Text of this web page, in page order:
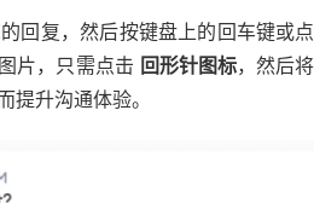
回复，然后按键盘上的回车键或
片，只需点击 回形针图标，然后
提升沟通体验。